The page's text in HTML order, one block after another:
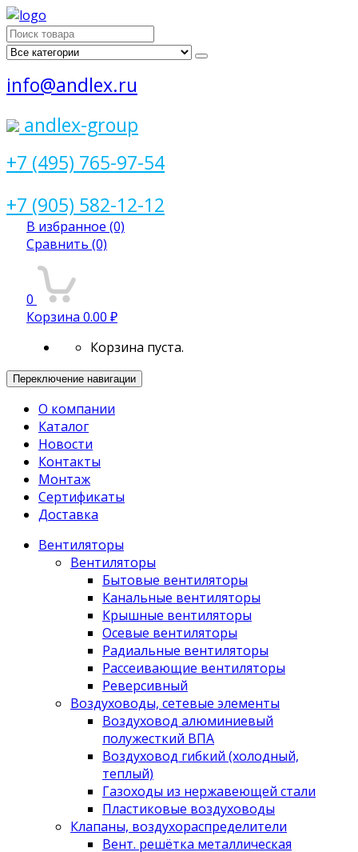
Поиск
для:
info@andlex.ru
andlex-group
+7 (495) 765-97-54
+7 (905) 582-12-12
В избранное (0)
Сравнить (0)
0
Корзина 0.00 ₽
Корзина пуста.
Переключение навигации
О компании
Каталог
Новости
Контакты
Монтаж
Сертификаты
Доставка
Вентиляторы
Вентиляторы
Бытовые вентиляторы
Канальные вентиляторы
Крышные вентиляторы
Осевые вентиляторы
Радиальные вентиляторы
Рассеивающие вентиляторы
Реверсивный
Воздуховоды, сетевые элементы
Воздуховод алюминиевый
полужесткий ВПА
Воздуховод гибкий (холодный,
теплый)
Газоходы из нержавеющей стали
Пластиковые воздуховоды
Клапаны, воздухораспределители
Вент. решётка металлическая